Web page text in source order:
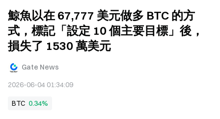
鯨魚以在 67,777 美元做多 BTC 的方
式，標記「設定 10 個主要目標」後，
損失了 1530 萬美元
Gate News
2026-06-04 01:34:09
BTC 0.34%